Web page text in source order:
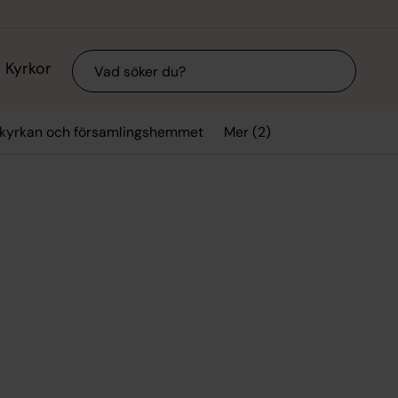
Kyrkor Sök
och församlingshemmet Mer (2)